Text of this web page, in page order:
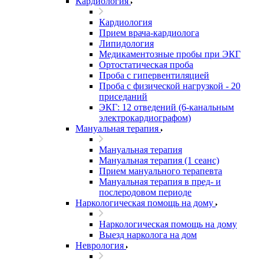
Кардиология
Прием врача-кардиолога
Липидология
Медикаментозные пробы при ЭКГ
Ортостатическая проба
Проба с гипервентиляцией
Проба с физической нагрузкой - 20
приседаний
ЭКГ: 12 отведений (6-канальным
электрокардиографом)
Мануальная терапия
Мануальная терапия
Мануальная терапия (1 сеанс)
Прием мануального терапевта
Мануальная терапия в пред- и
послеродовом периоде
Наркологическая помощь на дому
Наркологическая помощь на дому
Выезд нарколога на дом
Неврология